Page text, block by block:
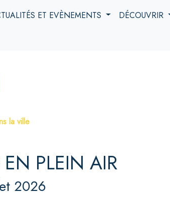
ET EVÈNEMENTS DÉCOUVRIR
la ville
EN PLEIN AIR
2026